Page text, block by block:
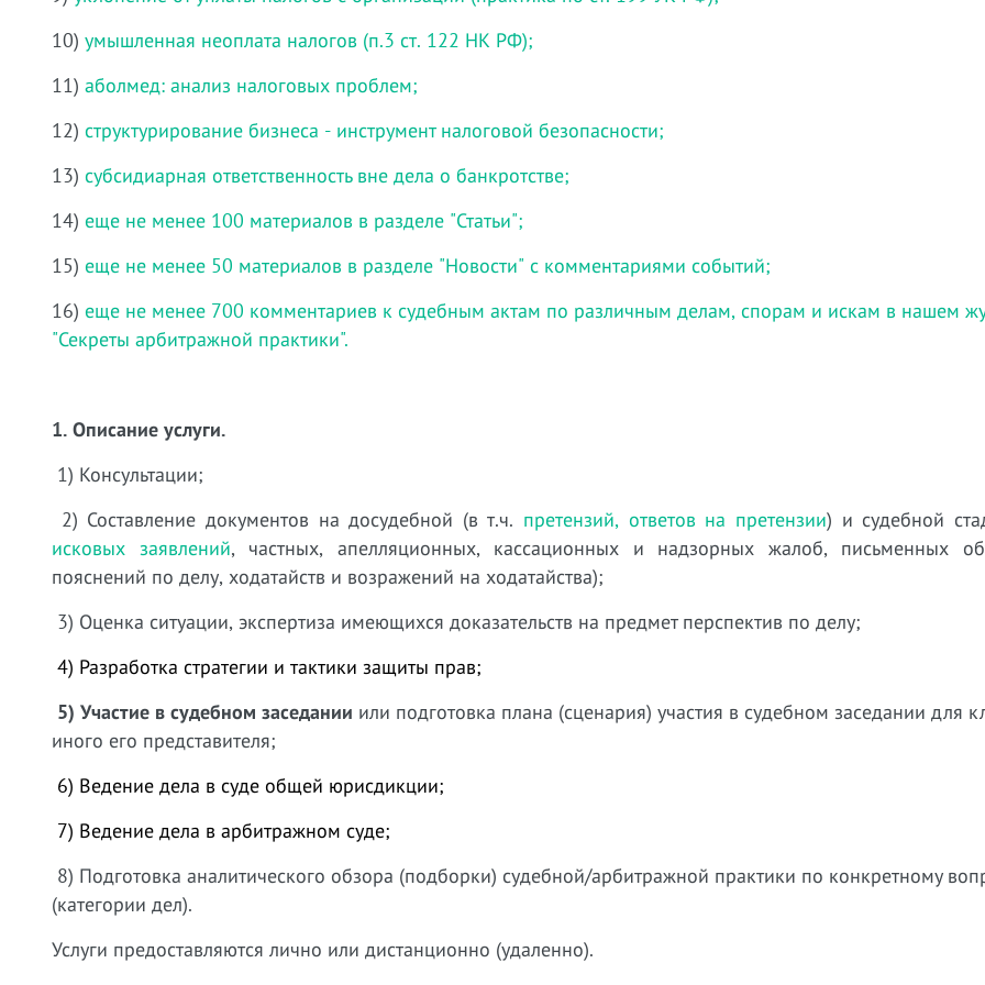
10) умышленная неоплата налогов (п.3 ст. 122 НК РФ);
11) аболмед: анализ налоговых проблем;
12) структурирование бизнеса - инструмент налоговой безопасности;
13) субсидиарная ответственность вне дела о банкротстве;
14) еще не менее 100 материалов в разделе "Статьи";
15) еще не менее 50 материалов в разделе "Новости" с комментариями событий;
16) еще не менее 700 комментариев к судебным актам по различным делам, спорам и искам в нашем
"Секреты арбитражной практики".
1. Описание услуги.
1) Консультации;
2) Составление документов на досудебной (в т.ч. претензий, ответов на претензии) и судебной
исковых заявлений, частных, апелляционных, кассационных и надзорных жалоб, письменных
пояснений по делу, ходатайств и возражений на ходатайства);
3) Оценка ситуации, экспертиза имеющихся доказательств на предмет перспектив по делу;
4) Разработка стратегии и тактики защиты прав;
5) Участие в судебном заседании или подготовка плана (сценария) участия в судебном заседании для
иного его представителя;
6) Ведение дела в суде общей юрисдикции;
7) Ведение дела в арбитражном суде;
8) Подготовка аналитического обзора (подборки) судебной/арбитражной практики по конкретному
(категории дел).
Услуги предоставляются лично или дистанционно (удаленно).